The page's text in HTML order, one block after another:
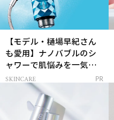
【モデル・樋場早紀さん
も愛用】ナノバブルのシ
ャワーで肌悩みを一気に
解決
SKINCARE PR